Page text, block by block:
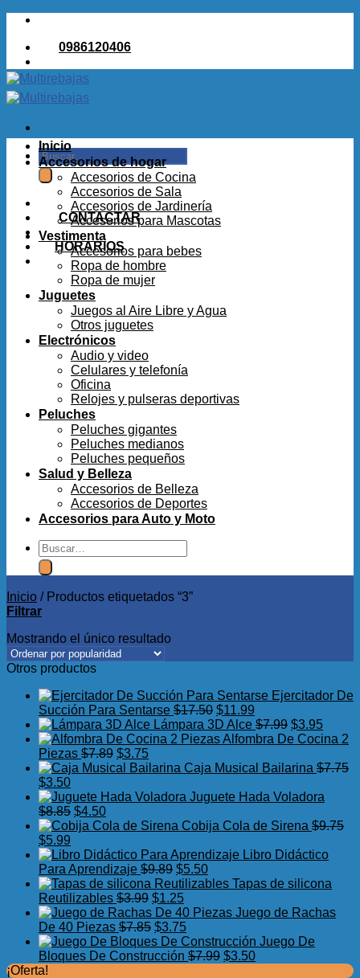
Saltar
contenido0986120406
Buscar
por:
CONTACTAR
HORARIOS
Inicio
Accesorios de hogar
Accesorios de Cocina
Accesorios de Sala
Accesorios de Jardinería
Accesorios para Mascotas
Vestimenta
Accesorios para bebes
Ropa de hombre
Ropa de mujer
Juguetes
Juegos al Aire Libre y Agua
Otros juguetes
Electrónicos
Audio y video
Celulares y telefonía
Oficina
Relojes y pulseras deportivas
Peluches
Peluches gigantes
Peluches medianos
Peluches pequeños
Salud y Belleza
Accesorios de Belleza
Accesorios de Deportes
Accesorios para Auto y Moto
Buscar
por:
Inicio /Productos etiquetados “3”
Filtrar
Mostrando el único resultado
Otros productos
Ejercitador De
Succión Para Sentarse $17.50 El
precio
original
$17.50.
$11.99
precio
actual
$11.99.
Lámpara 3D Alce $7.99 El
precio
era:
$3.95El
precio
es:
Alfombra De Cocina 2
Piezas $7.89 El
precio
era:
$3.75El
precio
es:
Caja Musical Bailarina $7.75
El
precio
original
era:
$7.75.
$3.50El
precio
actual
es:
Juguete Hada Voladora
$8.85 El
precio
era:
$8.85.
$4.50El
precio
es:
$4.50.
Cobija Cola de Sirena $9.75
El
precio
original
era:
$9.75.
$5.99
precio
actual
es:
$5.99.
Libro Didáctico
Para Aprendizaje $9.89 El
precio
original
era:
$9.89.
$5.50El
precio
es:
Tapas de silicona
Reutilizables $3.99 El
precio
original
era:
$3.99.
$1.25El
precio
actual
es:
$1.25.
Juego de Rachas
De 40 Piezas $7.85 El
precio
original
$3.75El
precio
actual
Juego De
Bloques De Construcción $7.99 El
$3.50El
¡Oferta!